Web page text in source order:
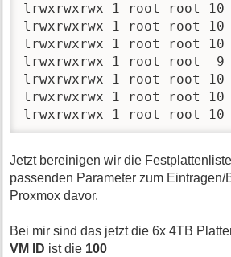
lrwxrwxrwx 1 root root 10
lrwxrwxrwx 1 root root 10
lrwxrwxrwx 1 root root 10
lrwxrwxrwx 1 root root  9
lrwxrwxrwx 1 root root 10
lrwxrwxrwx 1 root root 10
lrwxrwxrwx 1 root root 10
Jetzt bereinigen wir die
passenden Parameter zum Eintragen/
Proxmox davor.
Bei mir sind das jetzt die 6x 4TB
VM ID ist die 100